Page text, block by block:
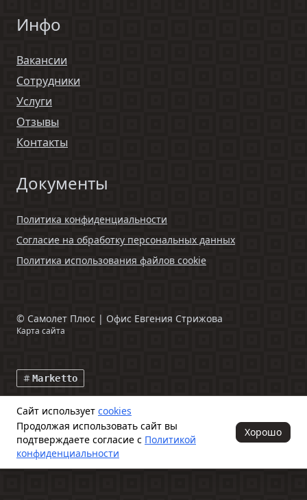
Инфо
Вакансии
Сотрудники
Услуги
Отзывы
Контакты
Документы
Политика конфиденциальности
Согласие на обработку персональных данных
Политика использования файлов cookie
© Самолет Плюс | Офис Евгения Стрижова
Карта сайта
Marketto
Данный интернет-сайт и информация, размещенная на нем,
включая фото- и видеоматериалы, носят исключительно
информационный характер и ни при каких условиях не является
публичной офертой, определяемой положениями ч. 2 ст. 437
Гражданского кодекса Российской Федерации
Сайт использует cookies
Продолжая использовать сайт вы
подтверждаете согласие с Политикой
конфиденциальности
Хорошо